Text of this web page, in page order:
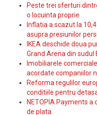
Peste trei sferturi
o locuinta proprie
Inflatia a scazut la
asupra presiunilor
IKEA deschide doua
Grand Arena din sudul
Imobiliarele
acordate companiilor
Reforma regulilor
conditiile pentru
NETOPIA Payments
de plata